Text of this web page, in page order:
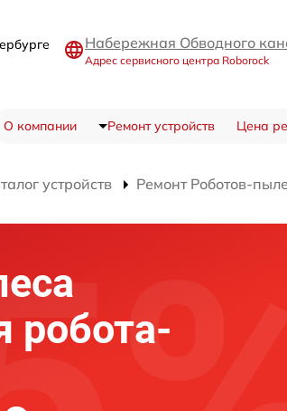
Набережная Обводного
Адрес сервисного центра Roborock
О компании Ремонт устройств Цена
устройств Ремонт Роботов-
робота-